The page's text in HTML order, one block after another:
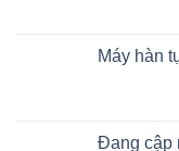
Máy hàn
Đang cập